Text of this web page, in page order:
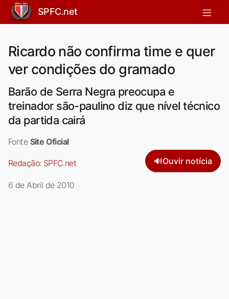
SPFC.net
Ricardo não confirma time e quer
ver condições do gramado
Barão de Serra Negra preocupa e
treinador são-paulino diz que nível técnico
da partida cairá
Fonte Site Oficial
Redação: SPFC.net 🔊Ouvir notícia
6 de Abril de 2010